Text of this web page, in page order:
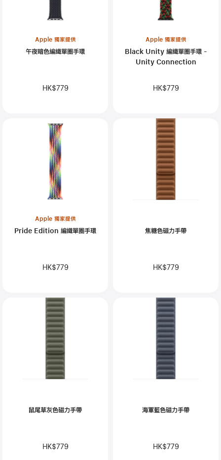
Apple 獨家提供
午夜暗色編織單圈手環
HK$779
Apple 獨家提供
Black Unity 編織單圈手環 -
Unity Connection
HK$779
Apple 獨家提供
Pride Edition 編織單圈手環
HK$779
焦糖色磁力手帶
HK$779
鼠尾草灰色磁力手帶
HK$779
海軍藍色磁力手帶
HK$779